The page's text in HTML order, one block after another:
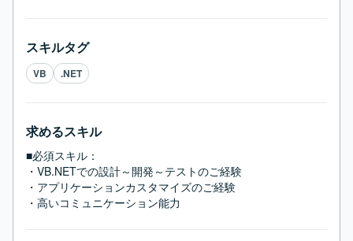
スキルタグ
VB .NET
求めるスキル
■必須スキル：
・VB.NETでの設計～開発～テストのご経験
・アプリケーションカスタマイズのご経験
・高いコミュニケーション能力